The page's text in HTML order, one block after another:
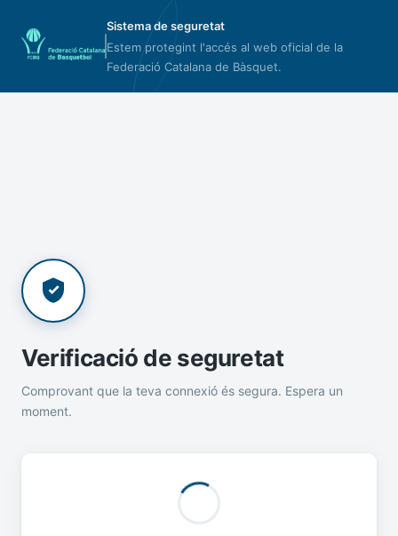
Sistema de seguretat
Estem protegint l'accés al web oficial de la
Federació Catalana de Bàsquet.
Verificació de seguretat
Comprovant que la teva connexió és segura. Espera un
moment.